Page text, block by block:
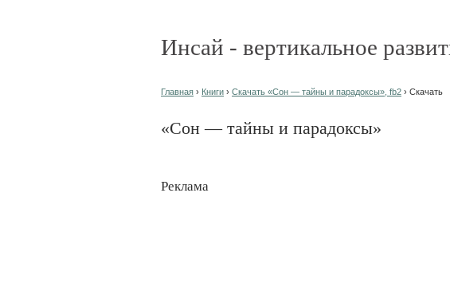
Инсай - вертикальное
Главная › Книги › Скачать «Сон — тайны и парадоксы», fb2 › Скачать
«Сон — тайны и парадоксы»
Реклама